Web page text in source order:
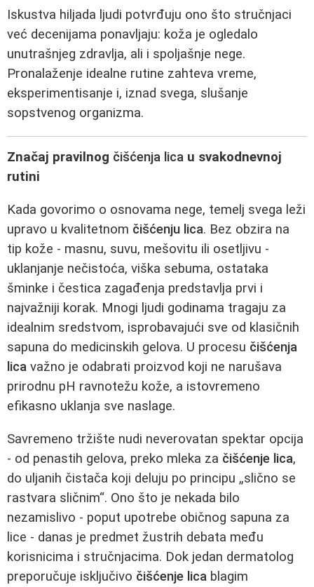
Iskustva hiljada ljudi potvrđuju ono što stručnjaci
već decenijama ponavljaju: koža je ogledalo
unutrašnjeg zdravlja, ali i spoljašnje nege.
Pronalaženje idealne rutine zahteva vreme,
eksperimentisanje i, iznad svega, slušanje
sopstvenog organizma.
Značaj pravilnog čišćenja lica u svakodnevnoj
rutini
Kada govorimo o osnovama nege, temelj svega leži
upravo u kvalitetnom čišćenju lica. Bez obzira na
tip kože - masnu, suvu, mešovitu ili osetljivu -
uklanjanje nečistoća, viška sebuma, ostataka
šminke i čestica zagađenja predstavlja prvi i
najvažniji korak. Mnogi ljudi godinama tragaju za
idealnim sredstvom, isprobavajući sve od klasičnih
sapuna do medicinskih gelova. U procesu čišćenja
lica važno je odabrati proizvod koji ne narušava
prirodnu pH ravnotežu kože, a istovremeno
efikasno uklanja sve naslage.
Savremeno tržište nudi neverovatan spektar opcija
- od penastih gelova, preko mleka za čišćenje lica,
do uljanih čistača koji deluju po principu „slično se
rastvara sličnim“. Ono što je nekada bilo
nezamislivo - poput upotrebe običnog sapuna za
lice - danas je predmet žustrih debata među
korisnicima i stručnjacima. Dok jedan dermatolog
preporučuje isključivo čišćenje lica blagim